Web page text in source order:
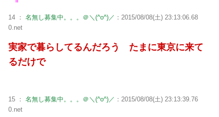
14 ： 名無し募集中。。。＠＼(^o^)／ ：2015/08/08(土) 23:13:06.68
0.net
実家で暮らしてるんだろう たまに東京に来て
るだけで
15 ： 名無し募集中。。。＠＼(^o^)／ ：2015/08/08(土) 23:13:39.76
0.net